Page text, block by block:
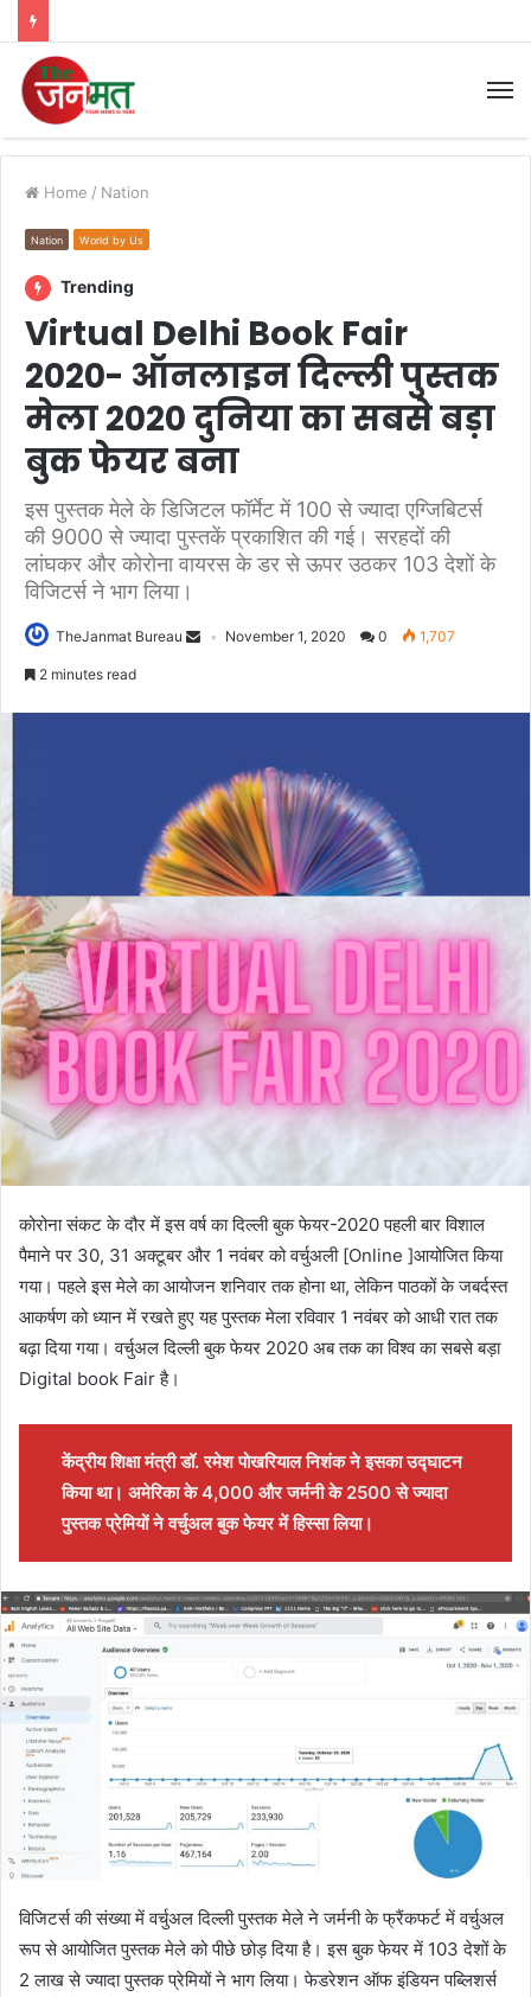
Home / Nation
Nation World by Us
Trending
Virtual Delhi Book Fair
2020- ऑनलाइन दिल्ली पुस्तक
मेला 2020 दुनिया का सबसे बड़ा
बुक फेयर बना
इस पुस्तक मेले के डिजिटल फॉर्मेट में 100 से ज्यादा एग्जिबिटर्स
की 9000 से ज्यादा पुस्तकें प्रकाशित की गई। सरहदों की
लांघकर और कोरोना वायरस के डर से ऊपर उठकर 103 देशों के
विजिटर्स ने भाग लिया।
TheJanmat Bureau November 1, 2020 0 1,707
2 minutes read
कोरोना संकट के दौर में इस वर्ष का दिल्ली बुक फेयर-2020 पहली बार विशाल
पैमाने पर 30, 31 अक्टूबर और 1 नवंबर को वर्चुअली [Online ]आयोजित किया
गया। पहले इस मेले का आयोजन शनिवार तक होना था, लेकिन पाठकों के जबर्दस्त
आकर्षण को ध्यान में रखते हुए यह पुस्तक मेला रविवार 1 नवंबर को आधी रात तक
बढ़ा दिया गया। वर्चुअल दिल्ली बुक फेयर 2020 अब तक का विश्व का सबसे बड़ा
Digital book Fair है।
केंद्रीय शिक्षा मंत्री डॉ. रमेश पोखरियाल निशंक ने इसका उद्घाटन
किया था। अमेरिका के 4,000 और जर्मनी के 2500 से ज्यादा
पुस्तक प्रेमियों ने वर्चुअल बुक फेयर में हिस्सा लिया।
विजिटर्स की संख्या में वर्चुअल दिल्ली पुस्तक मेले ने जर्मनी के फ्रैंकफर्ट में वर्चुअल
रूप से आयोजित पुस्तक मेले को पीछे छोड़ दिया है। इस बुक फेयर में 103 देशों के
2 लाख से ज्यादा पुस्तक प्रेमियों ने भाग लिया। फेडरेशन ऑफ इंडियन पब्लिशर्स